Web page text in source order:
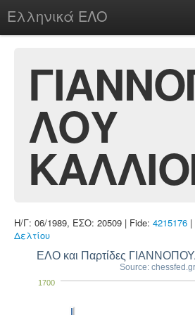
Ελληνικά ΕΛΟ
chesstu.be @ discord
LoginΛΟΥ
Η/Γ: 06/1989, ΕΣΟ: 20509 | Fide: 4215176 |
Δελτίου
ΕΛΟ και Παρτίδες
Source: chessfed.gr
1700